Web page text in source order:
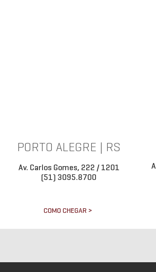
PORTO ALEGRE | RS
Av. Carlos Gomes, 222 / 1201
(51) 3095.8700
COMO CHEGAR >